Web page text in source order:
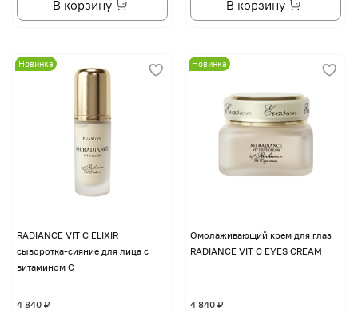
В корзину В корзину
Новинка
RADIANCE VIT C ELIXIR
сыворотка-сияние для лица с
витамином С
4 840 ₽
Новинка
Омолаживающий крем для глаз
RADIANCE VIT C EYES CREAM
4 840 ₽